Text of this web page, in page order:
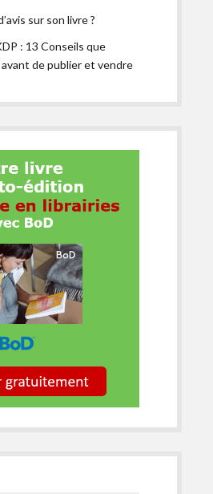
sur son livre ?
: 13 Conseils que
avant de publier et vendre